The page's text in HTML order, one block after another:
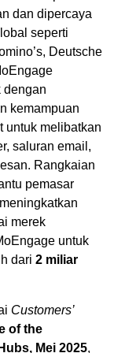
dan dipercaya
seperti
Deutsche
dengan
kemampuan
untuk melibatkan
saluran email,
Rangkaian
pemasar
merek
untuk
dari 2 miliar
Customers’
of the
Mei 2025,